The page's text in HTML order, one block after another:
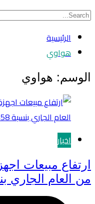
الرئيسية
هواوي
الوسم: هواوي
اخبار
ارتفاع مبيعات
من العام الجاري